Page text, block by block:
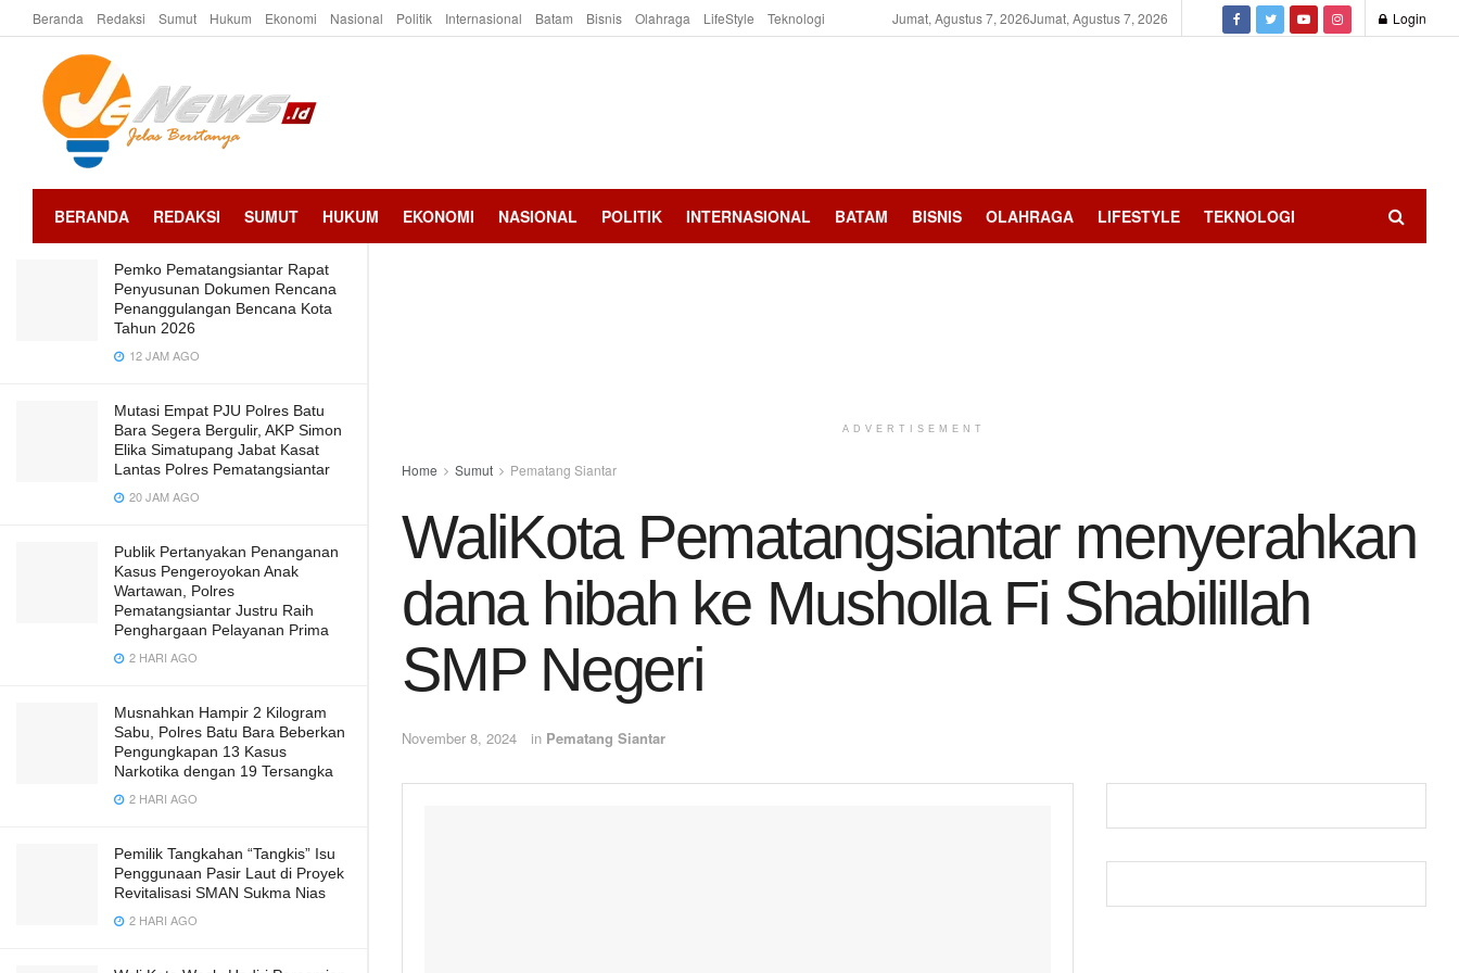
LATEST TRENDING
WaliKota Pematangsiantar
menyerahkan dana hibah ke Musholla
Fi Shabilillah SMP Negeri
Pemko Pematangsiantar Rapat
Penyusunan Dokumen Rencana
Penanggulangan Bencana Kota
Tahun 2026
12 JAM AGO
Mutasi Empat PJU Polres Batu
Bara Segera Bergulir, AKP Simon
Elika Simatupang Jabat Kasat
Lantas Polres Pematangsiantar
20 JAM AGO
Publik Pertanyakan Penanganan
Kasus Pengeroyokan Anak
Wartawan, Polres
Pematangsiantar Justru Raih
Penghargaan Pelayanan Prima
2 HARI AGO
Musnahkan Hampir 2 Kilogram
Sabu, Polres Batu Bara Beberkan
Pengungkapan 13 Kasus
Narkotika dengan 19 Tersangka
2 HARI AGO
Pemilik Tangkahan “Tangkis” Isu
Penggunaan Pasir Laut di Proyek
Revitalisasi SMAN Sukma Nias
2 HARI AGO
Beranda Redaksi Sumut Hukum Ekonomi Nasional Politik Internasional Batam Bisnis Olahraga LifeStyle Teknologi Jumat, Agustus 7, 2026Jumat, Agustus 7, 2026 Login
BERANDA REDAKSI SUMUT HUKUM EKONOMI NASIONAL POLITIK INTERNASIONAL BATAM BISNIS OLAHRAGA LIFESTYLE TEKNOLOGI
ADVERTISEMENT
Home Sumut Pematang Siantar
WaliKota Pematangsiantar menyerahkan
dana hibah ke Musholla Fi Shabilillah
SMP Negeri
November 8, 2024 in Pematang Siantar